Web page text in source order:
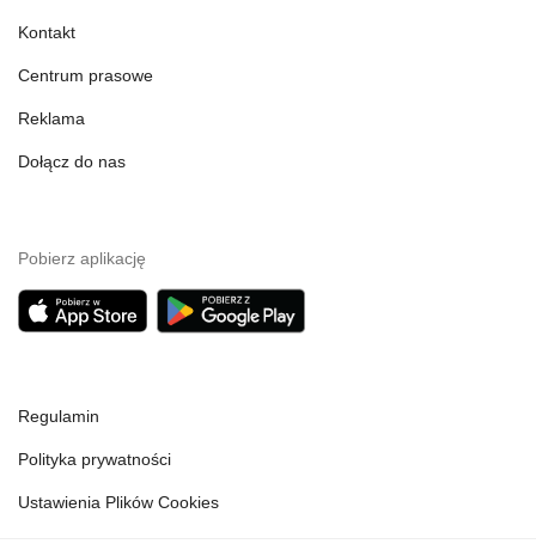
Kontakt
Centrum prasowe
Reklama
Dołącz do nas
Pobierz aplikację
Regulamin
Polityka prywatności
Ustawienia Plików Cookies